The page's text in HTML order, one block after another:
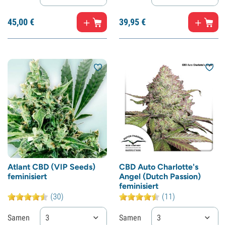
45,00€ 39,95€
Atlant CBD (VIP Seeds)
feminisiert
(30)
Samen 3
CBD Auto Charlotte's
Angel (Dutch Passion)
feminisiert
(11)
Samen 3